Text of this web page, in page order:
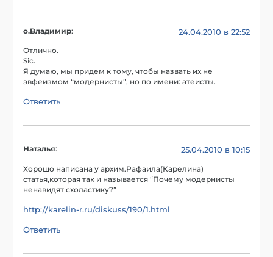
о.Владимир: 24.04.2010 в 22:52
Отлично.
Sic.
Я думаю, мы придем к тому, чтобы назвать их не
эвфеизмом “модернисты”, но по имени: атеисты.
Ответить
Наталья: 25.04.2010 в 10:15
Хорошо написана у архим.Рафаила(Карелина)
статья,которая так и называется “Почему модернисты
ненавидят схоластику?”
http://karelin-r.ru/diskuss/190/1.html
Ответить